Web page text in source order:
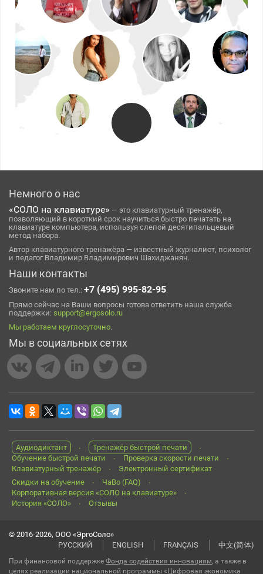
Немного о нас
«СОЛО на клавиатуре» — это клавиатурный тренажёр,
позволяющий в короткий срок научиться быстро печатать на
клавиатуре компьютера, используя слепой десятипальцевый
метод набора.
Автор клавиатурного тренажёра — известный журналист, психолог
и педагог Владимир Владимирович Шахиджанян.
Наши контакты
Звоните нам по тел.: +7 (495) 995-82-95.
Прямо сейчас на Ваши вопросы готова ответить наша служба
поддержки: support@ergosolo.ru
Мы работаем круглосуточно.
Мы в социальных сетях
Аудиодиктант
Тренажёр быстрой печати
Обучение быстрой печати
Проверка скорости печати
Клавиатурный тренажёр
Электронный сертификат
Скидки на обучение
ЧаВо (FAQ)
Корпоративная версия «СОЛО на клавиатуре»
История «СОЛО»
Отзывы
© 2016-2026, ООО «ЭргоСоло»
РУССКИЙ
ENGLISH FRANÇAIS 中文(简体)
При финансовой поддержке Фонда содействия инновациям, а также в
целях реализации национальной программы «Цифровая экономика